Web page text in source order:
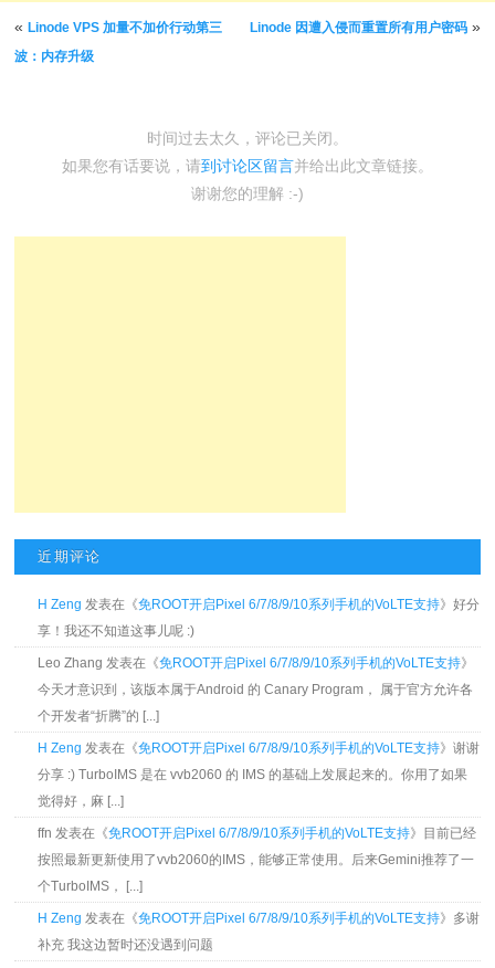
文章导航
«Linode VPS 加量不加价行动第三
波：内存升级
Linode 因遭入侵而重置所有用户密码»
时间过去太久，评论已关闭。
如果您有话要说，请到讨论区留言并给出此文章链接。
谢谢您的理解 :-)
近期评论
H Zeng 发表在《免ROOT开启Pixel 6/7/8/9/10系列手机的VoLTE支持》好分
享！我还不知道这事儿呢 :)
Leo Zhang 发表在《免ROOT开启Pixel 6/7/8/9/10系列手机的VoLTE支持》
今天才意识到，该版本属于Android 的 Canary Program， 属于官方允许各
个开发者“折腾”的 [...]
H Zeng 发表在《免ROOT开启Pixel 6/7/8/9/10系列手机的VoLTE支持》谢谢
分享 :) TurboIMS 是在 vvb2060 的 IMS 的基础上发展起来的。你用了如果
觉得好，麻 [...]
ffn 发表在《免ROOT开启Pixel 6/7/8/9/10系列手机的VoLTE支持》目前已经
按照最新更新使用了vvb2060的IMS，能够正常使用。后来Gemini推荐了一
个TurboIMS， [...]
H Zeng 发表在《免ROOT开启Pixel 6/7/8/9/10系列手机的VoLTE支持》多谢
补充 我这边暂时还没遇到问题